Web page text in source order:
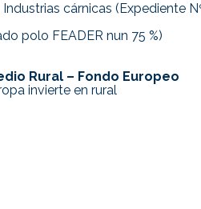
cárnicas (Expediente
polo FEADER nun 75 %)
Rural – Fondo Europeo
invierte en rural